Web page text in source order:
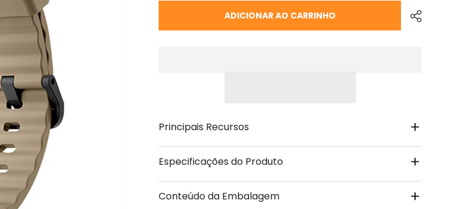
ADICIONAR AO CARRINHO
Principais Recursos
Especificações do Produto
Conteúdo da Embalagem